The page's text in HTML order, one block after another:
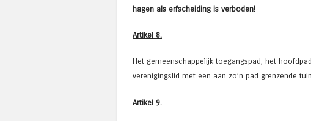
hagen als erfscheiding is verboden!
Artikel 8.
Het gemeenschappelijk toegangspad, het
verenigingslid met een aan zo’n pad grenzende
Artikel 9.